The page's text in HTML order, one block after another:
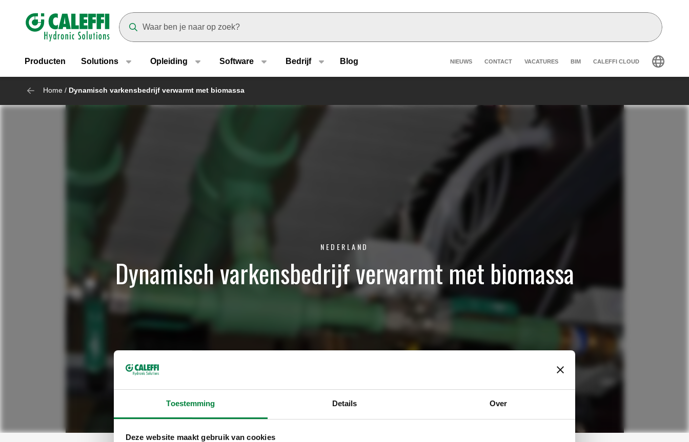
Toestemming Details Over
Deze website maakt gebruik van cookies
Header main navigation
Producten Solutions Opleiding Software Bedrijf Blog Header secondary navigation
NIEUWS CONTACT VACATURES BIM CALEFFI CLOUD
Home / Dynamisch varkensbedrijf verwarmt met biomassa
NEDERLAND
Dynamisch varkensbedrijf verwarmt met biomassa